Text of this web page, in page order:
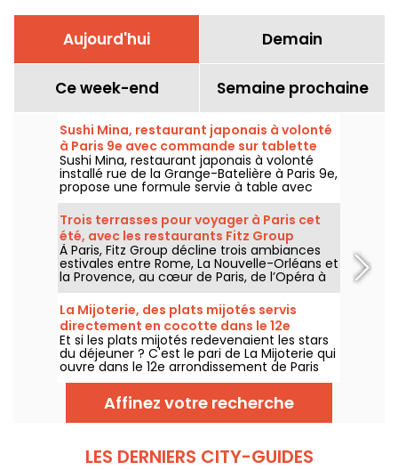
Aujourd'hui Demain
Ce week-end Semaine prochaine
Sushi Mina, restaurant japonais à volonté
à Paris 9e avec commande sur tablette
Sushi Mina, restaurant japonais à volonté
installé rue de la Grange-Batelière à Paris 9e,
propose une formule servie à table avec
commande sur tablette. Sushis, makis,
gyozas, brochettes et plats préparés à la
demande sont proposés midi et soir, du
mardi au dimanche.
Trois terrasses pour voyager à Paris cet
été, avec les restaurants Fitz Group
À Paris, Fitz Group décline trois ambiances
estivales entre Rome, La Nouvelle-Orléans et
la Provence, au cœur de Paris, de l’Opéra à
la Tour Eiffel. Chaque adresse, grâce à sa
terrasse, offre une escale à part entière,
sans quitter la capitale .
La Mijoterie, des plats mijotés servis
directement en cocotte dans le 12e
arrondissement
Et si les plats mijotés redevenaient les stars
du déjeuner ? C'est le pari de La Mijoterie qui
ouvre dans le 12e arrondissement de Paris
avec une cuisine de longue cuisson
imaginée par le chef Augustin Garnier et
servie directement dans des cocottes.
Affinez votre recherche
LES DERNIERS CITY-GUIDES